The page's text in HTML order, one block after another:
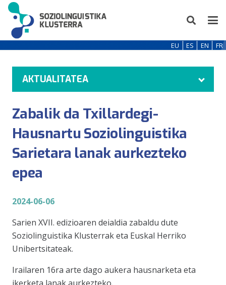
EU ES EN FR
AKTUALITATEA
Zabalik da Txillardegi-
Hausnartu Soziolinguistika
Sarietara lanak aurkezteko
epea
2024-06-06
Sarien XVII. edizioaren deialdia zabaldu dute
Soziolinguistika Klusterrak eta Euskal Herriko
Unibertsitateak.
Irailaren 16ra arte dago aukera hausnarketa eta